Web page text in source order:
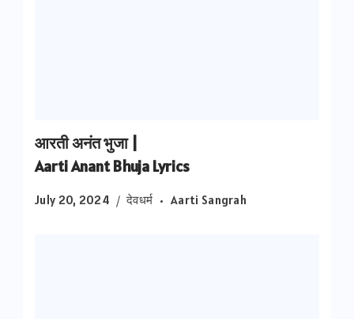
आरती अनंत भुजा |
Aarti Anant Bhuja Lyrics
July 20, 2024 देवधर्म Aarti Sangrah